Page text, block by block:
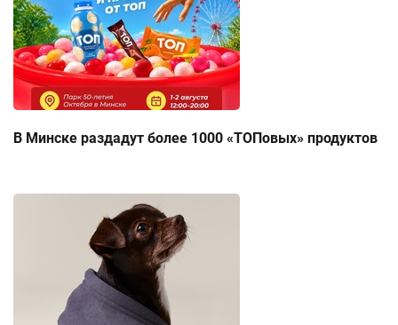
В Минске раздадут более 1000 «ТОПовых» продуктов